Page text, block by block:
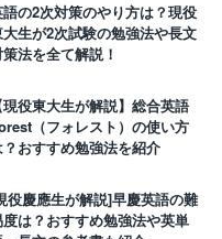
の2次対策のやり方は？現役
生が2次試験の勉強法や長文
法を全て解説！
現役東大生が解説】総合英語
（フォレスト）の使い方
？おすすめ勉強法を紹介
役慶應生が解説]早慶英語の難
は？おすすめ勉強法や英単